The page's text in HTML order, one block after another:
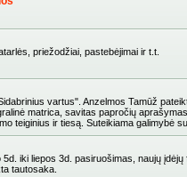
priežodžiai, pastebėjimai ir t.t.
vartus". Anzelmos Tamūž
matrica, savitas papročių
teiginius ir tiesą. Suteikiama galimybė
iki liepos 3d. pasiruošimas, naujų
tautosaka.